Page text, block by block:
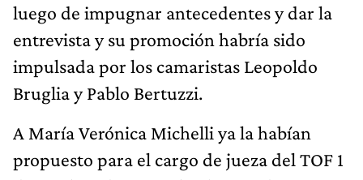
luego de impugnar antecedentes y dar la
entrevista y su promoción habría sido
impulsada por los camaristas Leopoldo
Bruglia y Pablo Bertuzzi.
A María Verónica Michelli ya la habían
propuesto para el cargo de jueza del TOF 1